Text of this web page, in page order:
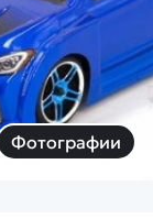
Фотографии
связи
звонок